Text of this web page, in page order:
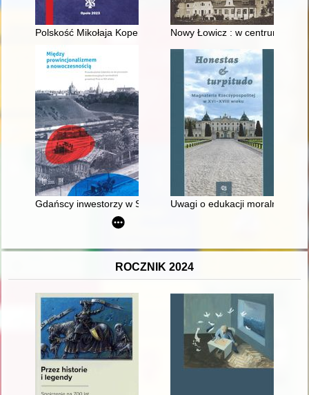
Polskość Mikołaja Kopernika z rodu ŚlązakaNowy Łowicz : w centrum
Gdańscy inwestorzy w Sopocie : prestiż finansowy i
Uwagi o edukacji moralnej
ROCZNIK 2024